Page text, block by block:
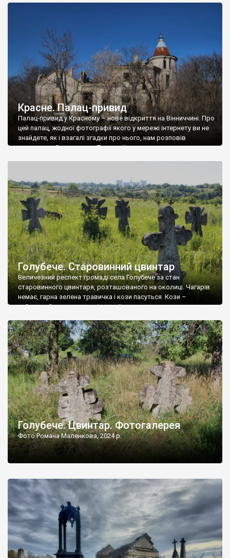
Красне. Палац-привид
Палац-привид у Красному – нове відкриття на Вінниччині. Про
цей палац, жодної фотографії якого у мережі інтернету ви не
знайдете, як і взагалі згадки про нього, нам розповів
мешканець Самгородка. Палац у Красному вразив не лише
Голубече. Старовинний цвинтар
Величезний респект громаді села Голубече за стан
старовинного цвинтаря, розташованого на околиці. Чагарів
немає, гарна зелена травичка і кози пасуться. Кози –
найкращий регулятор шкідливої, для старих кладовищ,
бруньками, кози ті бруньки обгризають, бо то улюблений
делікатес. На цвинтарі у Голубечому ціла колекція
різноманітних форм хрестів. Село відносно невелике, […]
Голубече. Цвинтар. Фотогалерея
Фото Романа Маленкова, 2024 р.